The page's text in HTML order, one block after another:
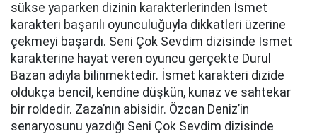
sükse yaparken dizinin karakterlerinden İsmet
karakteri başarılı oyunculuğuyla dikkatleri üzerine
çekmeyi başardı. Seni Çok Sevdim dizisinde İsmet
karakterine hayat veren oyuncu gerçekte Durul
Bazan adıyla bilinmektedir. İsmet karakteri dizide
oldukça bencil, kendine düşkün, kunaz ve sahtekar
bir roldedir. Zaza’nın abisidir. Özcan Deniz’in
senaryosunu yazdığı Seni Çok Sevdim dizisinde